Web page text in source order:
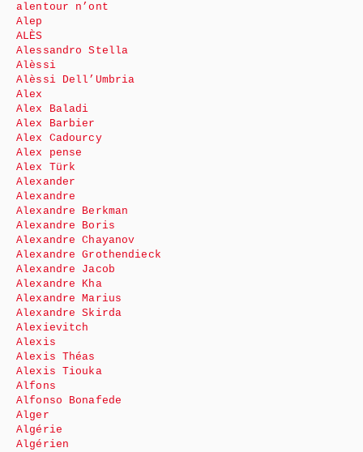
alentour n’ont
Alep
ALÈS
Alessandro Stella
Alèssi
Alèssi Dell’Umbria
Alex
Alex Baladi
Alex Barbier
Alex Cadourcy
Alex pense
Alex Türk
Alexander
Alexandre
Alexandre Berkman
Alexandre Boris
Alexandre Chayanov
Alexandre Grothendieck
Alexandre Jacob
Alexandre Kha
Alexandre Marius
Alexandre Skirda
Alexievitch
Alexis
Alexis Théas
Alexis Tiouka
Alfons
Alfonso Bonafede
Alger
Algérie
Algérien